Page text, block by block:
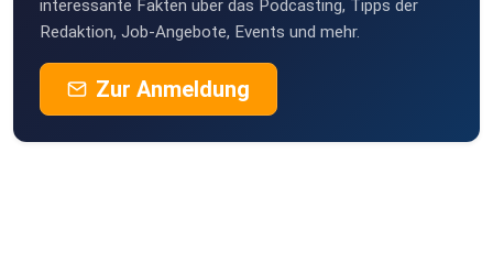
interessante Fakten über das Podcasting, Tipps der
Redaktion, Job-Angebote, Events und mehr.
Zur Anmeldung